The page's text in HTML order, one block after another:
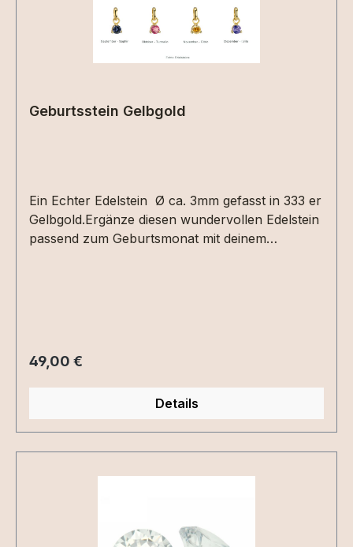
Geburtsstein Gelbgold
Ein Echter Edelstein Ø ca. 3mm gefasst in 333 er
Gelbgold.Ergänze diesen wundervollen Edelstein
passend zum Geburtsmonat mit deinem
Regulärer Preis:
49,00 €
Details